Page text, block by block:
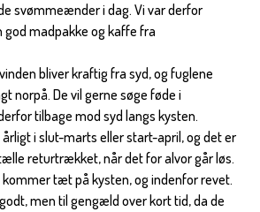
svømmeænder i dag. Vi var derfor
madpakke og kaffe fra
bliver kraftig fra syd, og fuglene
norpå. De vil gerne søge føde i
tilbage mod syd langs kysten.
i slut-marts eller start-april, og det er
returtrækket, når det for alvor går løs.
tæt på kysten, og indenfor revet.
men til gengæld over kort tid, da de